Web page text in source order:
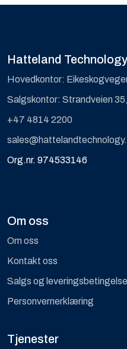
Hatteland
Hovedkontor:
Salgskontor: Strandveien
+47 4814 2200
Org.nr. 974533146
Om oss
Om oss
Kontakt oss
Salgs og
Personvernerklæring
Tjenester